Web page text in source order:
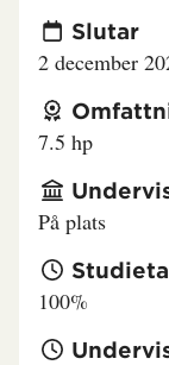
Slutar
2 december
7.5 hp
På plats
100%